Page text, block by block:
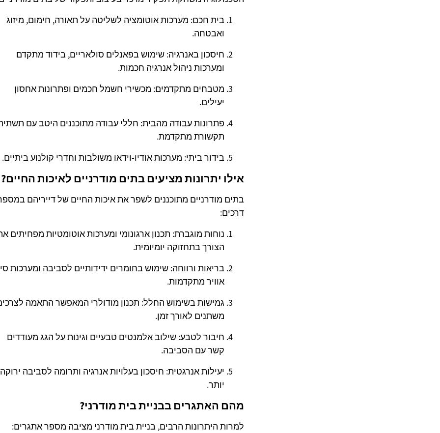
בית חכם: מערכות אוטומציה לשליטה על תאורה, חימום, מיזוג
ואבטחה.
חיסכון באנרגיה: שימוש בפאנלים סולאריים, בידוד מתקדם
ומערכות ניהול אנרגיה חכמות.
מטבחים מתקדמים: מכשירי חשמל חכמים ופתרונות אחסון
יעילים.
פתרונות עבודה מהבית: חללי עבודה מתוכננים היטב עם
תקשורת מתקדמת.
בידור ביתי: מערכות אודיו-וידאו משולבות וחדרי קולנוע ביתיים.
אילו יתרונות מציעים בתים מודרניים לאיכות החיים?
בתים מודרניים מתוכננים לשפר את איכות החיים של דייריהם
דרכים:
נוחות מוגברת: תכנון ארגונומי ומערכות אוטומטיות מפחיתים
הצורך בתחזוקה יומיומית.
בריאות ורווחה: שימוש בחומרים ידידותיים לסביבה ומערכות
אוויר מתקדמות.
גמישות בשימוש החלל: תכנון מודולרי המאפשר התאמה
משתנים לאורך זמן.
חיבור לטבע: שילוב אלמנטים טבעיים וגינות על הגג מעודדים
קשר עם הסביבה.
יעילות אנרגטית: חיסכון בעלויות אנרגיה ותרומה לסביבה ירוקה
יותר.
מהם האתגרים בבניית בית מודרני?
למרות היתרונות הרבים, בניית בית מודרני מציבה מספר אתגרים: